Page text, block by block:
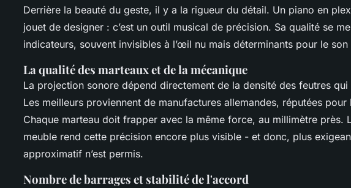
Derrière la beauté du geste, il y a la rigueur du détail. Un piano en
jouet de designer : c’est un outil musical de précision. Sa qualité se
indicateurs, souvent invisibles à l’œil nu mais déterminants pour le
La qualité des marteaux et de la mécanique
La projection sonore dépend directement de la densité des feutres
Les meilleurs proviennent de manufactures allemandes, réputées pour
Chaque marteau doit frapper avec la même force, au millimètre près.
meuble rend cette précision encore plus visible - et donc, plus
approximatif n’est permis.
Nombre de barrages et stabilité de l'accord